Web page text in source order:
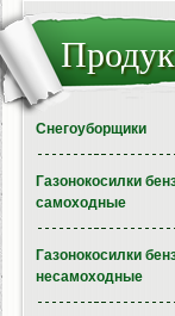
Снегоуборщики
Газонокосилки
самоходные
Газонокосилки
несамоходные